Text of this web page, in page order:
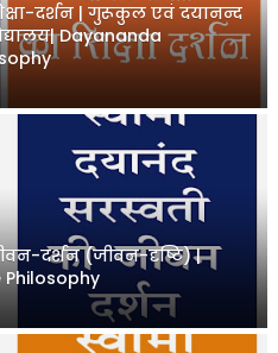
दर्शन | गुरूकुल एवं दयानन्द
Dayananda
दर्शन (जीवन-दृष्टि) |